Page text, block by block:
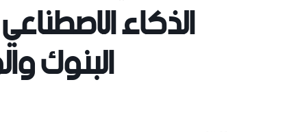
الذكاءالبنوك